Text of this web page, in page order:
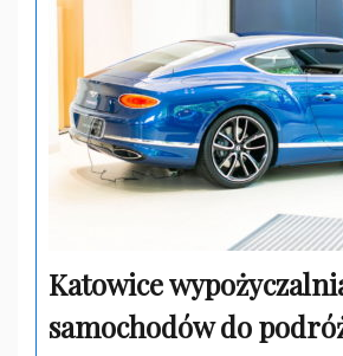
Katowice
samochodów do